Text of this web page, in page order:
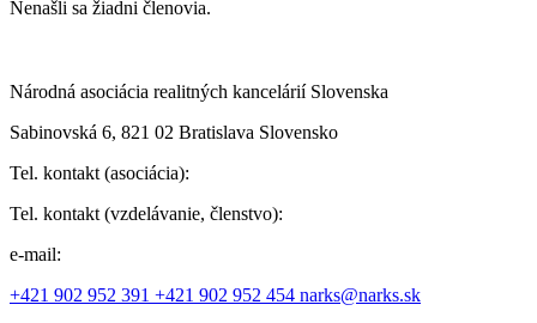
Nenašli sa žiadni členovia.
Národná asociácia realitných kancelárií Slovenska
Sabinovská 6, 821 02 Bratislava Slovensko
Tel. kontakt (asociácia):
Tel. kontakt (vzdelávanie, členstvo):
e-mail:
+421 902 952 391 +421 902 952 454 narks@narks.sk